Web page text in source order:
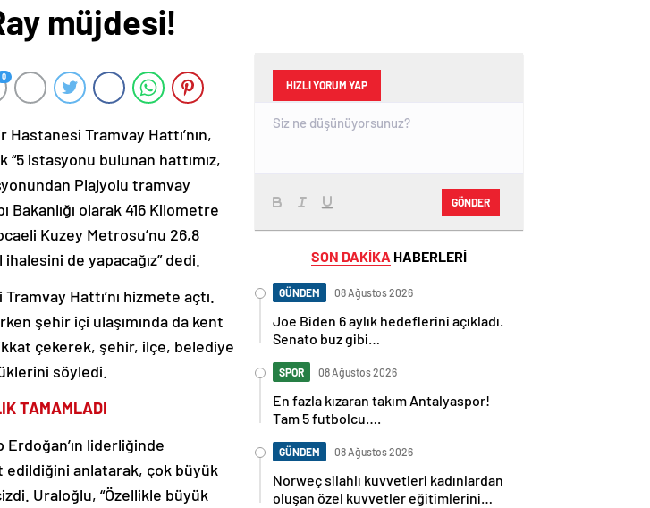
müjdesi!
0
Tramvay Hattı’nın,
“5 istasyonu bulunan hattımız,
Plajyolu tramvay
olarak 416 Kilometre
Kuzey Metrosu’nu 26,8
de yapacağız” dedi.
Hattı’nı hizmete açtı.
şehir içi ulaşımında da kent
çekerek, şehir, ilçe, belediye
söyledi.
TAMAMLADI
Erdoğan’ın liderliğinde
edildiğini anlatarak, çok büyük
Uraloğlu, “Özellikle büyük
HIZLI YORUM YAP
GÖNDER
SON DAKİKA HABERLERİ
GÜNDEM 08 Ağustos 2026
Joe Biden 6 aylık hedeflerini açıkladı.
Senato buz gibi…
SPOR 08 Ağustos 2026
En fazla kızaran takım Antalyaspor!
Tam 5 futbolcu….
GÜNDEM 08 Ağustos 2026
Norweç silahlı kuvvetleri kadınlardan
oluşan özel kuvvetler eğitimlerini